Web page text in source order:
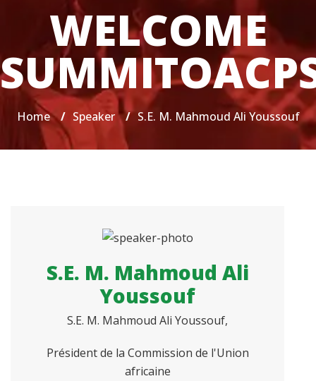
WELCOME
Home / Speaker / S.E. M. Mahmoud Ali Youssouf
S.E. M. Mahmoud Ali
Youssouf
S.E. M. Mahmoud Ali Youssouf,
Président de la Commission de l'Union
africaine